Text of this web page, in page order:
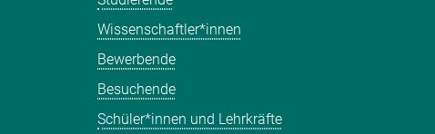
Wissenschaftler*innen
Bewerbende
Besuchende
Schüler*innen und Lehrkräfte